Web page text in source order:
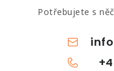
Potřebujete s
info